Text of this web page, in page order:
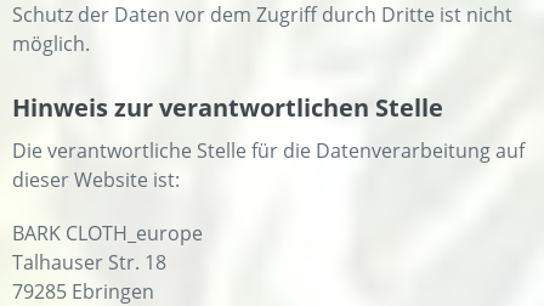
Schutz der Daten vor dem Zugriff durch Dritte ist nicht
möglich.
Hinweis zur verantwortlichen Stelle
Die verantwortliche Stelle für die Datenverarbeitung auf
dieser Website ist:
BARK CLOTH_europe
Talhauser Str. 18
79285 Ebringen